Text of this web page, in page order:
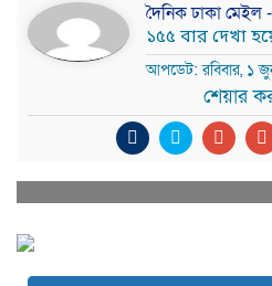
দৈনিক ঢাকা
১৫৫ বার দেখা
আপডেট: রবিবার, ১
শেয়ার